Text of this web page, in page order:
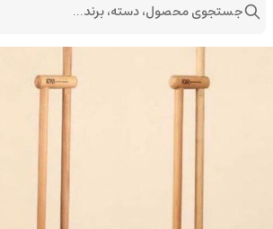
جستجوی محصول، دسته، برند...